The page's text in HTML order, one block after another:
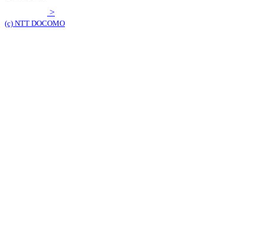
>
(c) NTT DOCOMO